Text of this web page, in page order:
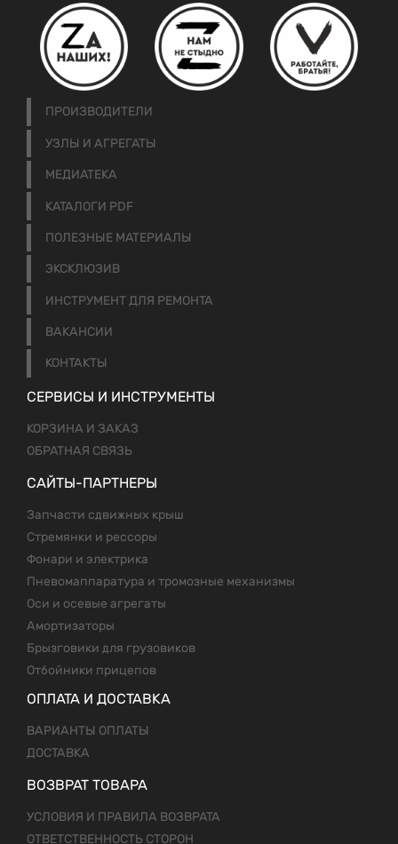
ПРОИЗВОДИТЕЛИ
УЗЛЫ И АГРЕГАТЫ
МЕДИАТЕКА
КАТАЛОГИ PDF
ПОЛЕЗНЫЕ МАТЕРИАЛЫ
ЭКСКЛЮЗИВ
ИНСТРУМЕНТ ДЛЯ РЕМОНТА
ВАКАНСИИ
КОНТАКТЫ
СЕРВИСЫ И ИНСТРУМЕНТЫ
КОРЗИНА И ЗАКАЗ
ОБРАТНАЯ СВЯЗЬ
САЙТЫ-ПАРТНЕРЫ
Запчасти сдвижных крыш
Стремянки и рессоры
Фонари и электрика
Пневомаппаратура и тромозные механизмы
Оси и осевые агрегаты
Амортизаторы
Брызговики для грузовиков
Отбойники прицепов
ОПЛАТА И ДОСТАВКА
ВАРИАНТЫ ОПЛАТЫ
ДОСТАВКА
ВОЗВРАТ ТОВАРА
УСЛОВИЯ И ПРАВИЛА ВОЗВРАТА
ОТВЕТСТВЕННОСТЬ СТОРОН